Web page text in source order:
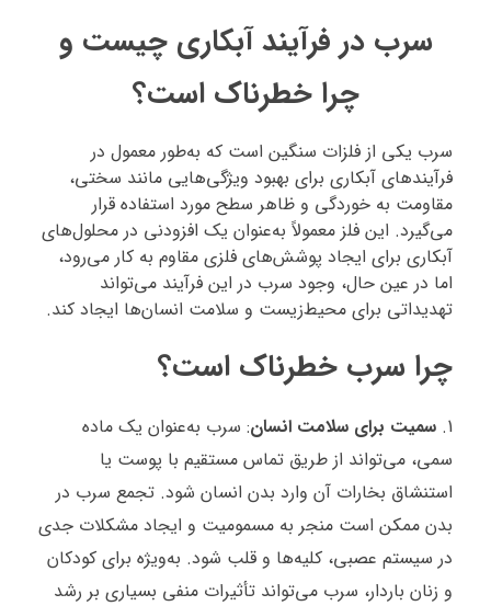
سرب در فرآیند آبکاری چیست و
چرا خطرناک است؟
سرب یکی از فلزات سنگین است که به‌طور معمول در
فرآیندهای آبکاری برای بهبود ویژگی‌هایی مانند سختی،
مقاومت به خوردگی و ظاهر سطح مورد استفاده قرار
می‌گیرد. این فلز معمولاً به‌عنوان یک افزودنی در محلول‌های
آبکاری برای ایجاد پوشش‌های فلزی مقاوم به کار می‌رود،
اما در عین حال، وجود سرب در این فرآیند می‌تواند
تهدیداتی برای محیط‌زیست و سلامت انسان‌ها ایجاد کند.
چرا سرب خطرناک است؟
سمیت برای سلامت انسان: سرب به‌عنوان یک ماده
سمی، می‌تواند از طریق تماس مستقیم با پوست یا
استنشاق بخارات آن وارد بدن انسان شود. تجمع سرب در
بدن ممکن است منجر به مسمومیت و ایجاد مشکلات جدی
در سیستم عصبی، کلیه‌ها و قلب شود. به‌ویژه برای کودکان
و زنان باردار، سرب می‌تواند تأثیرات منفی بسیاری بر رشد